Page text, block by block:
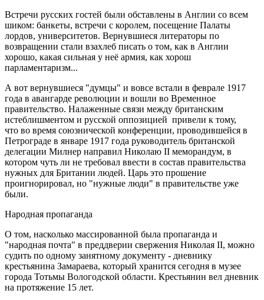
Встречи русских гостей были обставлены в Англии со всем
шиком: банкеты, встречи с королем, посещение Палаты
лордов, университетов. Вернувшиеся литераторы по
возвращении стали взахлеб писать о том, как в Англии
хорошо, какая сильная у неё армия, как хорош
парламентаризм...
А вот вернувшиеся "думцы" и вовсе встали в феврале 1917
года в авангарде революции и вошли во Временное
правительство. Налаженные связи между британским
истеблишментом и русской оппозицией привели к тому,
что во время союзнической конференции, проводившейся в
Петрограде в январе 1917 года руководитель британской
делегации Милнер направил Николаю II меморандум, в
котором чуть ли не требовал ввести в состав правительства
нужных для Британии людей. Царь это прошение
проигнорировал, но "нужные люди" в правительстве уже
были.
Народная пропаганда
О том, насколько массированной была пропаганда и
"народная почта" в преддверии свержения Николая II, можно
судить по одному занятному документу - дневнику
крестьянина Замараева, который хранится сегодня в музее
города Тотьмы Вологодской области. Крестьянин вел дневник
на протяжение 15 лет.